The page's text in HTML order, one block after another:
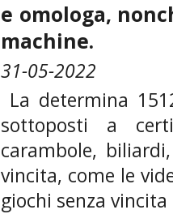
e omologa,
machine.
31-05-2022
La determina
sottoposti a
carambole,
vincita, come le
giochi senza